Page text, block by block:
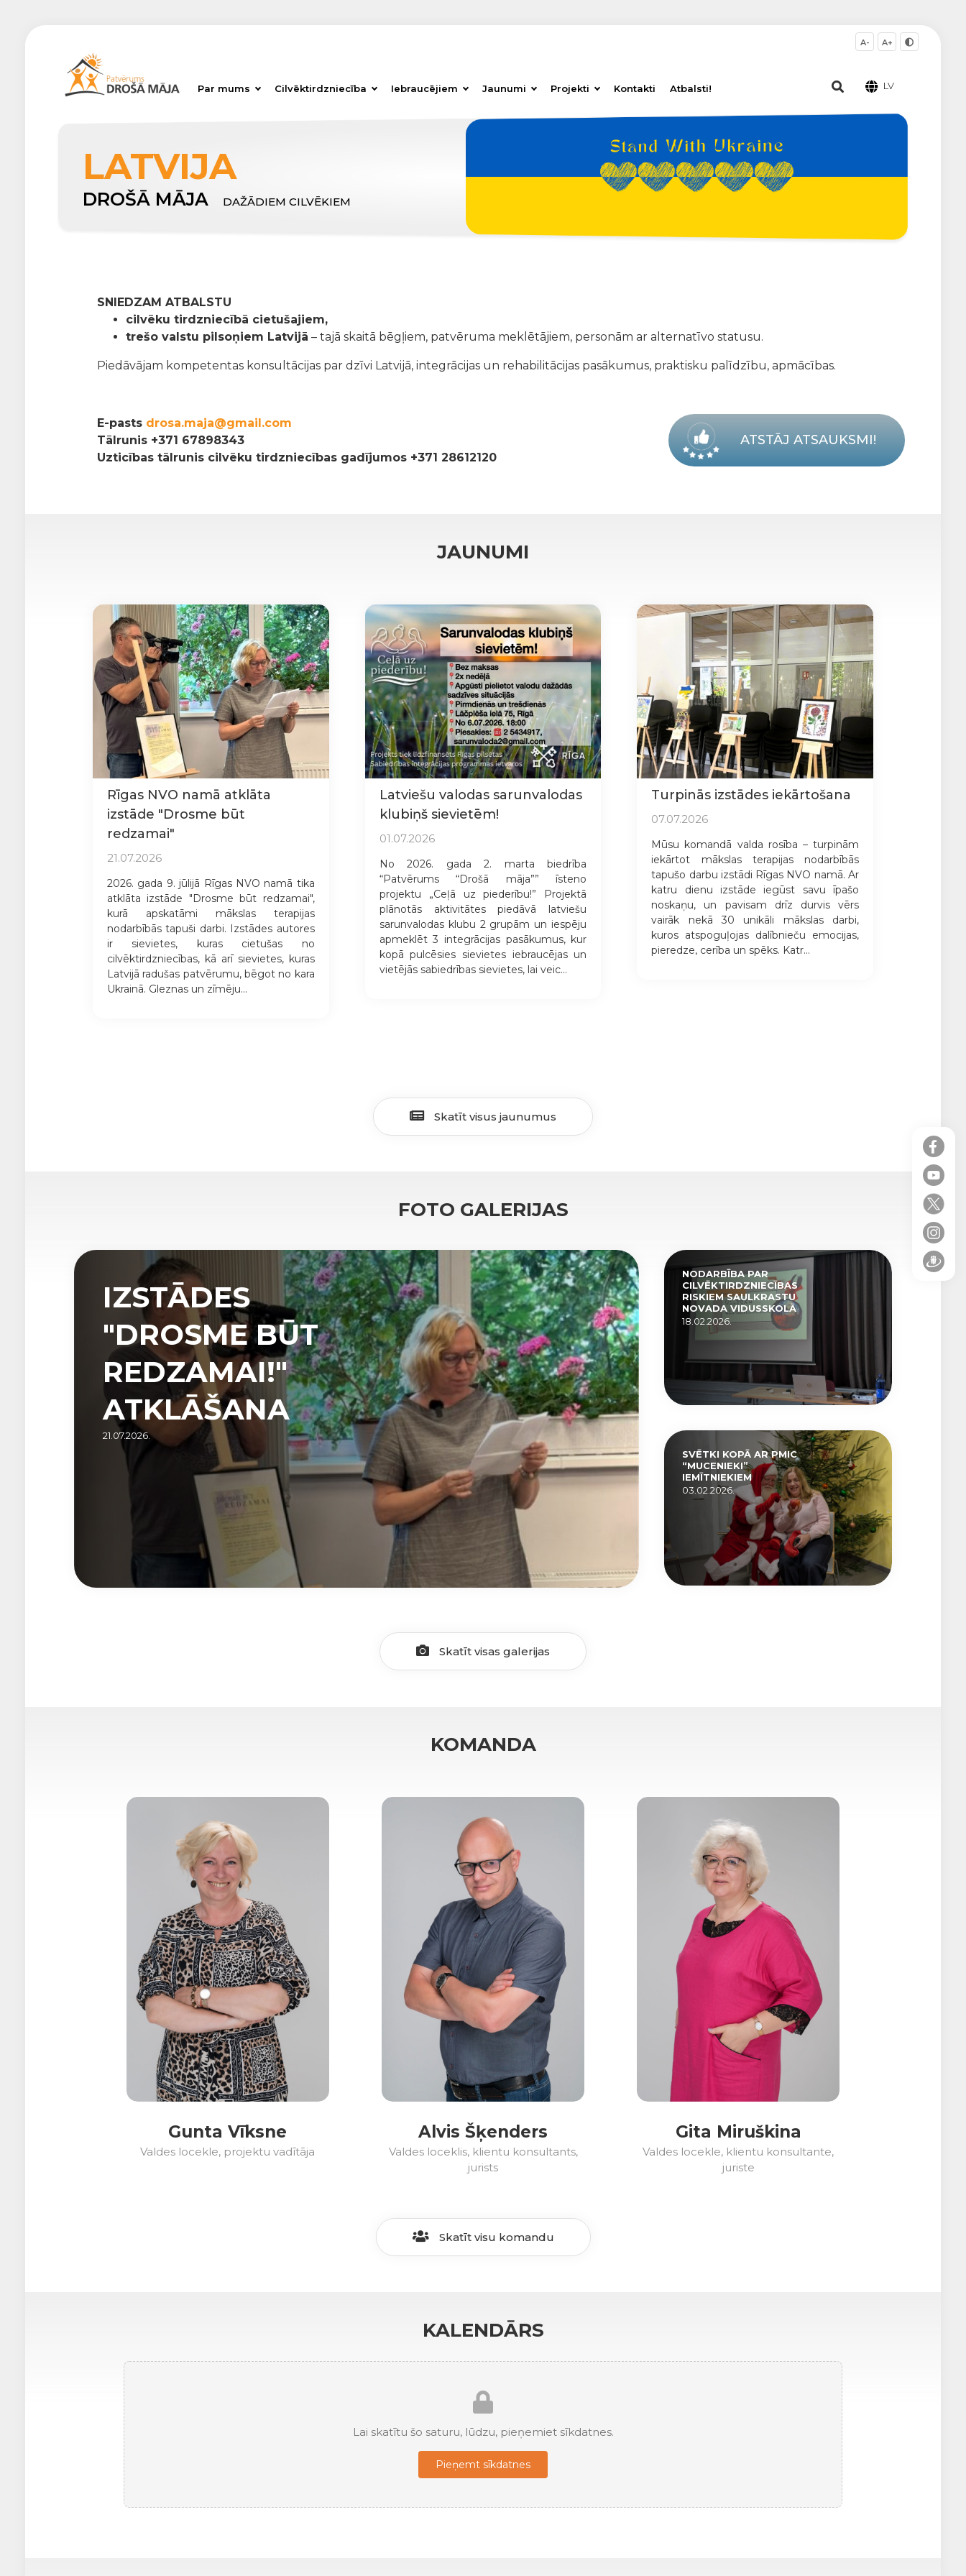
Par mums Cilvēktirdzniecība Iebraucējiem Jaunumi Projekti Kontakti Atbalsti!
A- A+
LV
LATVIJA
DROŠĀ MĀJA DAŽĀDIEM CILVĒKIEM
SNIEDZAM ATBALSTU
cilvēku tirdzniecībā cietušajiem,
trešo valstu pilsoņiem Latvijā – tajā skaitā bēgļiem, patvēruma meklētājiem, personām ar alternatīvo statusu.
Piedāvājam kompetentas konsultācijas par dzīvi Latvijā, integrācijas un rehabilitācijas pasākumus, praktisku palīdzību, apmācības.
E-pasts drosa.maja@gmail.com
Tālrunis +371 67898343
Uzticības tālrunis cilvēku tirdzniecības gadījumos +371 28612120
ATSTĀJ ATSAUKSMI!
JAUNUMI
Rīgas NVO namā atklāta
izstāde "Drosme būt
redzamai"
21.07.2026
2026. gada 9. jūlijā Rīgas NVO namā tika
atklāta izstāde "Drosme būt redzamai",
kurā apskatāmi mākslas terapijas
nodarbībās tapuši darbi. Izstādes autores
ir sievietes, kuras cietušas no
cilvēktirdzniecības, kā arī sievietes, kuras
Latvijā radušas patvērumu, bēgot no kara
Ukrainā. Gleznas un zīmēju...
Latviešu valodas sarunvalodas
klubiņš sievietēm!
01.07.2026
No 2026. gada 2. marta biedrība
“Patvērums “Drošā māja”” īsteno
projektu „Ceļā uz piederību!” Projektā
plānotās aktivitātes piedāvā latviešu
sarunvalodas klubu 2 grupām un iespēju
apmeklēt 3 integrācijas pasākumus, kur
kopā pulcēsies sievietes iebraucējas un
vietējās sabiedrības sievietes, lai veic...
Turpinās izstādes iekārtošana
07.07.2026
Mūsu komandā valda rosība – turpinām
iekārtot mākslas terapijas nodarbībās
tapušo darbu izstādi Rīgas NVO namā. Ar
katru dienu izstāde iegūst savu īpašo
noskaņu, un pavisam drīz durvis vērs
vairāk nekā 30 unikāli mākslas darbi,
kuros atspoguļojas dalībnieču emocijas,
pieredze, cerība un spēks. Katr...
Skatīt visus jaunumus
FOTO GALERIJAS
IZSTĀDES
"DROSME BŪT
REDZAMAI!"
ATKLĀŠANA
21.07.2026.
NODARBĪBA PAR
CILVĒKTIRDZNIECĪBAS
RISKIEM SAULKRASTU
NOVADA VIDUSSKOLĀ
18.02.2026.
SVĒTKI KOPĀ AR PMIC
“MUCENIEKI”
IEMĪTNIEKIEM
03.02.2026.
Skatīt visas galerijas
KOMANDA
Gunta Vīksne
Valdes locekle, projektu vadītāja
Alvis Šķenders
Valdes loceklis, klientu konsultants,
jurists
Gita Miruškina
Valdes locekle, klientu konsultante,
juriste
Skatīt visu komandu
KALENDĀRS
Lai skatītu šo saturu, lūdzu, pieņemiet sīkdatnes.
Pieņemt sīkdatnes